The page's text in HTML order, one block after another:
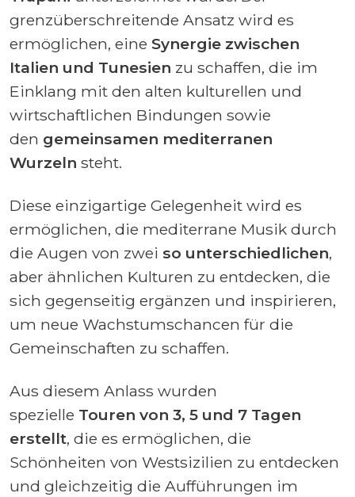
grenzüberschreitende Ansatz wird es
ermöglichen, eine Synergie zwischen
Italien und Tunesien zu schaffen, die im
Einklang mit den alten kulturellen und
wirtschaftlichen Bindungen sowie
den gemeinsamen mediterranen
Wurzeln steht.
Diese einzigartige Gelegenheit wird es
ermöglichen, die mediterrane Musik durch
die Augen von zwei so unterschiedlichen,
aber ähnlichen Kulturen zu entdecken, die
sich gegenseitig ergänzen und inspirieren,
um neue Wachstumschancen für die
Gemeinschaften zu schaffen.
Aus diesem Anlass wurden
spezielle Touren von 3, 5 und 7 Tagen
erstellt, die es ermöglichen, die
Schönheiten von Westsizilien zu entdecken
und gleichzeitig die Aufführungen im